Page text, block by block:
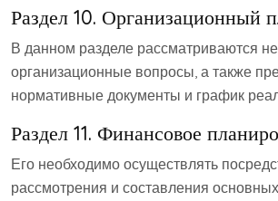
Раздел 10. Организационный
В данном разделе рассматриваются
организационные вопросы, а также
нормативные документы и график
Раздел 11. Финансовое
Его необходимо осуществлять
рассмотрения и составления